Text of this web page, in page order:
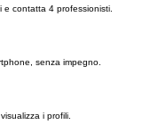
e contatta 4 professionisti.
senza impegno.
i profili.